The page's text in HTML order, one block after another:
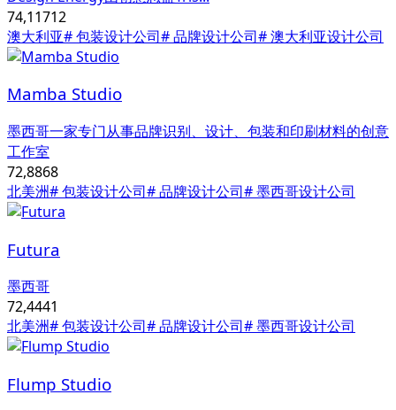
74,11712
澳大利亚# 包装设计公司# 品牌设计公司# 澳大利亚设计公司
Mamba Studio
墨西哥一家专门从事品牌识别、设计、包装和印刷材料的创意
工作室
72,8868
北美洲# 包装设计公司# 品牌设计公司# 墨西哥设计公司
Futura
墨西哥
72,4441
北美洲# 包装设计公司# 品牌设计公司# 墨西哥设计公司
Flump Studio